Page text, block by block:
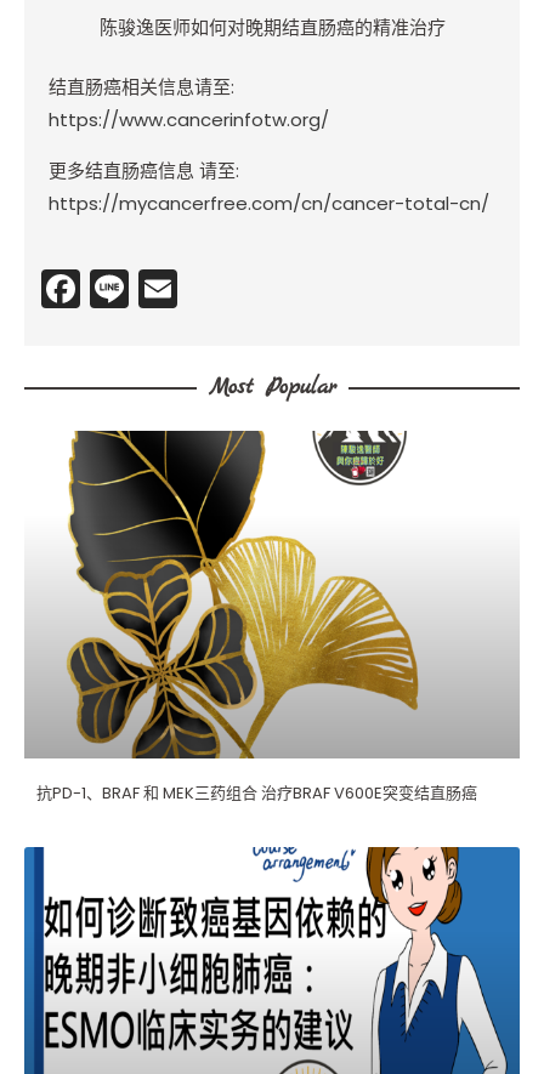
陈骏逸医师如何对晚期结直肠癌的精准治疗
结直肠癌相关信息请至:
https://www.cancerinfotw.org/
更多结直肠癌信息 请至:
https://mycancerfree.com/cn/cancer-total-cn/
F
e
b
o
o
k
Li
l Most Popular
抗PD-1、BRAF 和 MEK三药组合 治疗BRAF V600E突变结直肠癌